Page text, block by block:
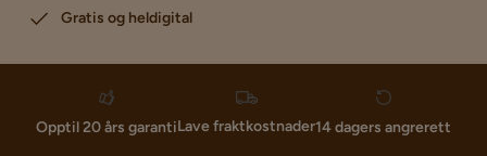
Gratis og heldigital
Opptil 20 års garantiLave fraktkostnader14 dagers angrerett